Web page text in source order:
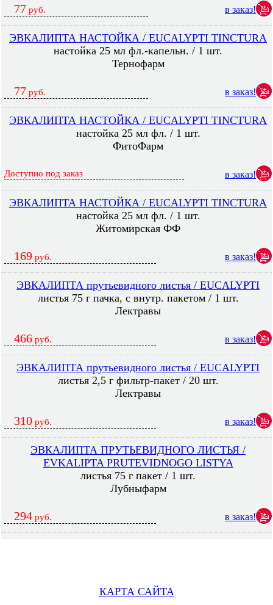
77 руб. в заказ!
ЭВКАЛИПТА НАСТОЙКА / EUCALYPTI TINCTURA
настойка 25 мл фл.-капельн. / 1 шт.
Тернофарм
77 руб. в заказ!
ЭВКАЛИПТА НАСТОЙКА / EUCALYPTI TINCTURA
настойка 25 мл фл. / 1 шт.
ФитоФарм
Доступно под заказ в заказ!
ЭВКАЛИПТА НАСТОЙКА / EUCALYPTI TINCTURA
настойка 25 мл фл. / 1 шт.
Житомирская ФФ
169 руб. в заказ!
ЭВКАЛИПТА прутьевидного листья / EUCALYPTI
листья 75 г пачка, с внутр. пакетом / 1 шт.
Лектравы
466 руб. в заказ!
ЭВКАЛИПТА прутьевидного листья / EUCALYPTI
листья 2,5 г фильтр-пакет / 20 шт.
Лектравы
310 руб. в заказ!
ЭВКАЛИПТА ПРУТЬЕВИДНОГО ЛИСТЬЯ /
EVKALIPTA PRUTEVIDNOGO LISTYA
листья 75 г пакет / 1 шт.
Лубныфарм
294 руб. в заказ!
КАРТА САЙТА